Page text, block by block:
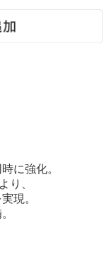
に強化。
り、
現。